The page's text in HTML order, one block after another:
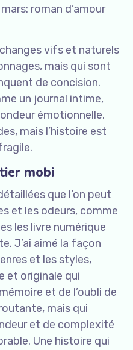
roman d’amour
vifs et naturels
mais qui sont
de concision.
un journal intime,
émotionnelle.
mais l’histoire est
mobi
que l’on peut
et les odeurs, comme
les livre numérique
J’ai aimé la façon
et les styles,
et originale qui
et de l’oubli de
mais qui
et de complexité
Une histoire qui